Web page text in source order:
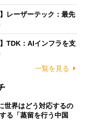
レーザーテック：最先
TDK：AIインフラを支
一覧を見る
世界はどう対応するの
る「蒸留を行う中国